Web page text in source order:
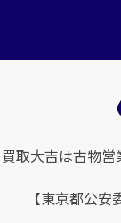
買取大吉は古物営
【東京都公